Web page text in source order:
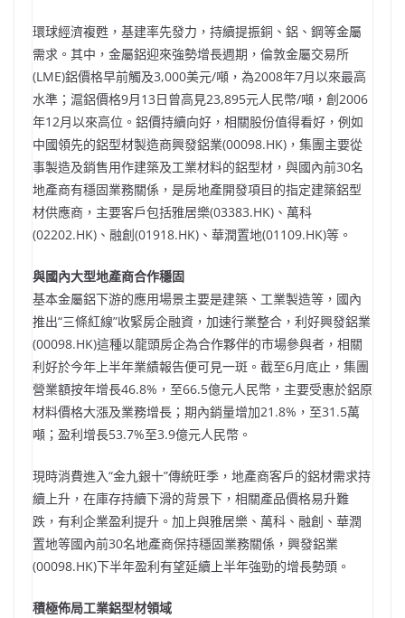
環球經濟複甦，基建率先發力，持續提振銅、鋁、鋼等金屬
需求。其中，金屬鋁迎來強勢增長週期，倫敦金屬交易所
(LME)鋁價格早前觸及3,000美元/噸，為2008年7月以來最高
水準；滬鋁價格9月13日曾高見23,895元人民幣/噸，創2006
年12月以來高位。鋁價持續向好，相關股份值得看好，例如
中國領先的鋁型材製造商興發鋁業(00098.HK)，集團主要從
事製造及銷售用作建築及工業材料的鋁型材，與國內前30名
地產商有穩固業務關係，是房地產開發項目的指定建築鋁型
材供應商，主要客戶包括雅居樂(03383.HK)、萬科
(02202.HK)、融創(01918.HK)、華潤置地(01109.HK)等。
與國內大型地產商合作穩固
基本金屬鋁下游的應用場景主要是建築、工業製造等，國內
推出“三條紅線”收緊房企融資，加速行業整合，利好興發鋁業
(00098.HK)這種以龍頭房企為合作夥伴的市場參與者，相關
利好於今年上半年業績報告便可見一斑。截至6月底止，集團
營業額按年增長46.8%，至66.5億元人民幣，主要受惠於鋁原
材料價格大漲及業務增長；期內銷量增加21.8%，至31.5萬
噸；盈利增長53.7%至3.9億元人民幣。
現時消費進入“金九銀十”傳統旺季，地產商客戶的鋁材需求持
續上升，在庫存持續下滑的背景下，相關產品價格易升難
跌，有利企業盈利提升。加上與雅居樂、萬科、融創、華潤
置地等國內前30名地產商保持穩固業務關係，興發鋁業
(00098.HK)下半年盈利有望延續上半年強勁的增長勢頭。
積極佈局工業鋁型材領域